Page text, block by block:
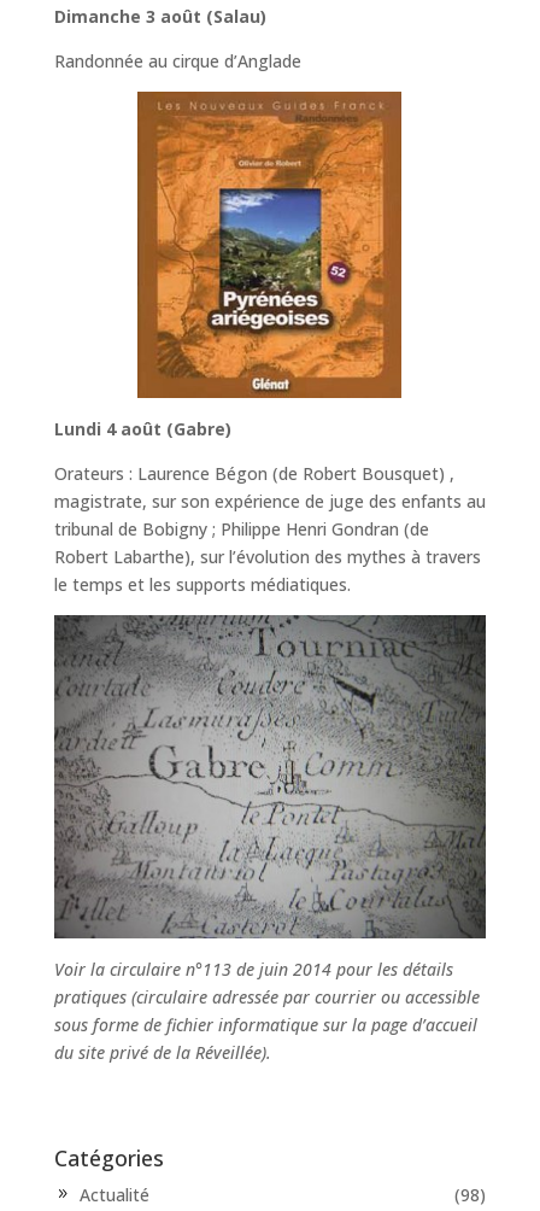
Dimanche 3 août (Salau)
Randonnée au cirque d’Anglade
Lundi 4 août (Gabre)
Orateurs : Laurence Bégon (de Robert Bousquet) ,
magistrate, sur son expérience de juge des enfants au
tribunal de Bobigny ; Philippe Henri Gondran (de
Robert Labarthe), sur l’évolution des mythes à travers
le temps et les supports médiatiques.
Voir la circulaire n°113 de juin 2014 pour les détails
pratiques (circulaire adressée par courrier ou accessible
sous forme de fichier informatique sur la page d’accueil
du site privé de la Réveillée).
Catégories
Actualité (98)